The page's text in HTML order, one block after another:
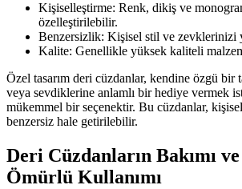
Kişiselleştirme: Renk, dikiş ve
özelleştirilebilir.
Benzersizlik: Kişisel stil ve zevklerinizi
Kalite: Genellikle yüksek kaliteli
Özel tasarım deri cüzdanlar, kendine özgü bir
veya sevdiklerine anlamlı bir hediye vermek
mükemmel bir seçenektir. Bu cüzdanlar,
benzersiz hale getirilebilir.
Deri Cüzdanların Bakımı
Ömürlü Kullanımı